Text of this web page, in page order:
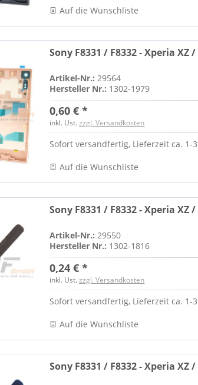
Auf die Wunschliste
Sony F8331 / F8332 - Xperia
Artikel-Nr.:29564
Hersteller Nr.: 1302-1979
0,60 € *
inkl. Ust.zzgl. Versandkosten
Sofort versandfertig, Lieferzeit ca. 1-
Auf die Wunschliste
Sony F8331 / F8332 - Xperia
Artikel-Nr.: 29550
Hersteller Nr.: 1302-1816
0,24 € *
inkl. Ust.zzgl. Versandkosten
Sofort versandfertig, Lieferzeit ca. 1-
Auf die Wunschliste
Sony F8331 / F8332 - Xperia